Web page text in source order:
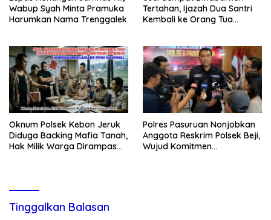
Wabup Syah Minta Pramuka
Harumkan Nama Trenggalek
Tertahan, Ijazah Dua Santri
Kembali ke Orang Tua
Oknum Polsek Kebon Jeruk
Diduga Backing Mafia Tanah,
Hak Milik Warga Dirampas
Polres Pasuruan Nonjobkan
Anggota Reskrim Polsek Beji,
Wujud Komitmen
Tinggalkan Balasan